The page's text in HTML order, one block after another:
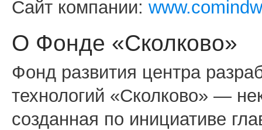
Сайт компании:
О Фонде «Сколково»
Фонд развития центра
технологий «Сколково» —
созданная по инициативе